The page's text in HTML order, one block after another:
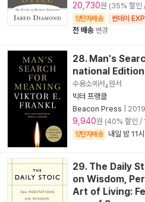
20,730원 (35% 할인
양탄자배송 썬데이
전 배송 변경
28. Man's
national
수용소에서』원서
빅터 프랭클
Beacon Press
9,940원 (40% 할인 /
양탄자배송 내일 밤 11시
29. The Daily
on Wisdom,
Art of Living: